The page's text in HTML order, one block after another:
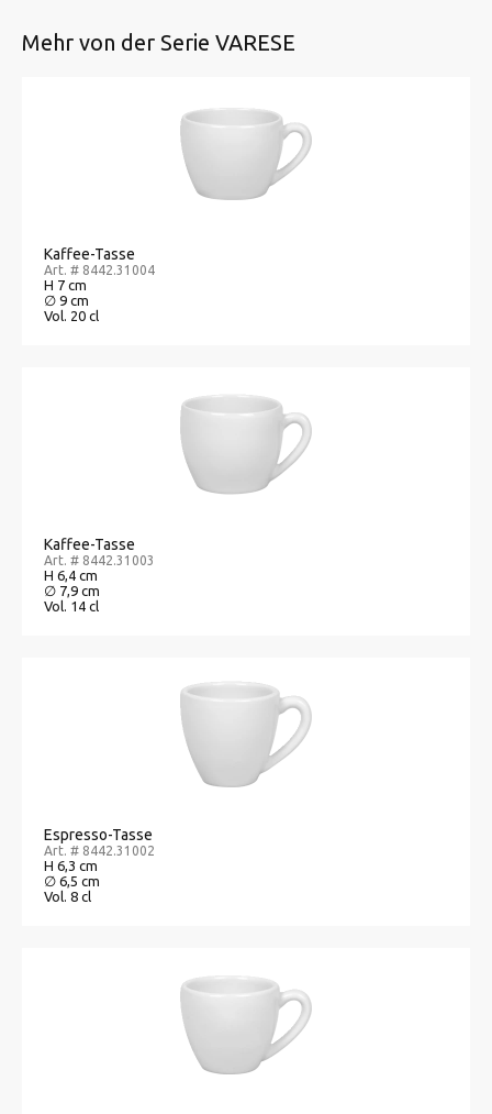
Mehr von der Serie VARESE
Kaffee-Tasse
Art. # 8442.31004
H 7 cm
∅ 9 cm
Vol. 20 cl
Kaffee-Tasse
Art. # 8442.31003
H 6,4 cm
∅ 7,9 cm
Vol. 14 cl
Espresso-Tasse
Art. # 8442.31002
H 6,3 cm
∅ 6,5 cm
Vol. 8 cl